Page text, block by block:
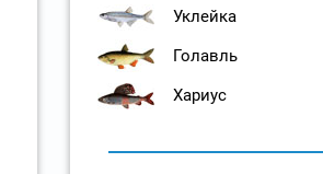
Уклейка
Голавль
Хариус